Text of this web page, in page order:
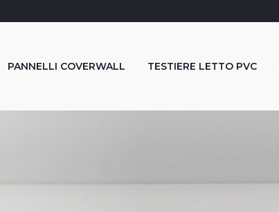
PANNELLI COVERWALL TESTIERE LETTO PVC